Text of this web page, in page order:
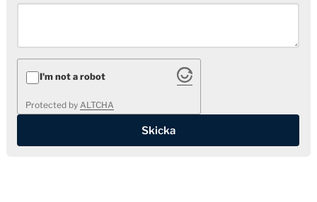
I'm not a robot
Protected by ALTCHA